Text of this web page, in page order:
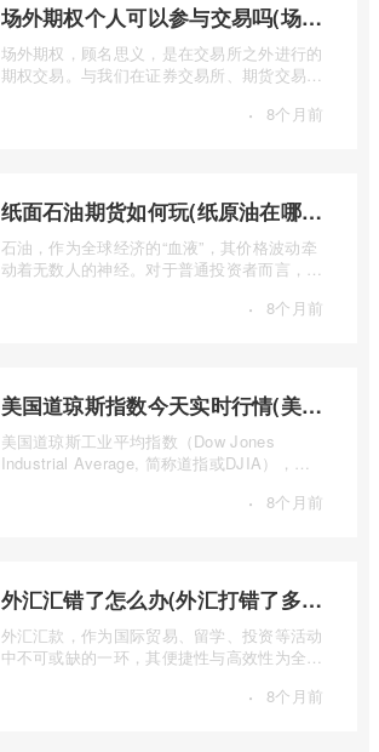
场外期权个人可以参与交易吗(场外个股期权怎样交易)
场外期权，顾名思义，是在交易所之外进行的
期权交易。与我们在证券交易所、期货交易所
· 8个月前
纸面石油期货如何玩(纸原油在哪里交易)
石油，作为全球经济的“血液”，其价格波动牵
动着无数人的神经。对于普通投资者而言，直
· 8个月前
美国道琼斯指数今天实时行情(美国道琼斯指数期货指数实时行情)
美国道琼斯工业平均指数（Dow Jones
Industrial Average, 简称道指或DJIA），无
· 8个月前
外汇汇错了怎么办(外汇打错了多久退回来)
外汇汇款，作为国际贸易、留学、投资等活动
中不可或缺的一环，其便捷性与高效性为全球
· 8个月前